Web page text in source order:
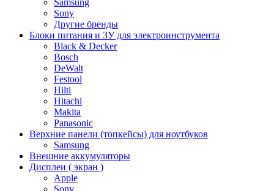
Sony
Другие бренды
Блоки питания и ЗУ для электроинструмента
Black & Decker
Bosch
DeWalt
Festool
Hilti
Hitachi
Makita
Panasonic
Верхние панели (топкейсы) для ноутбуков
Samsung
Внешние аккумуляторы
Дисплеи ( экран )
Apple
Sony